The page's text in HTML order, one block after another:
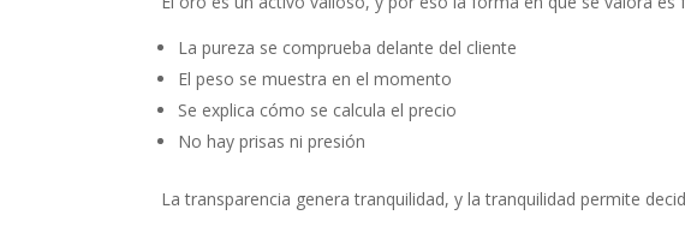
La pureza se comprueba delante del cliente
El peso se muestra en el momento
Se explica cómo se calcula el precio
No hay prisas ni presión
La transparencia genera tranquilidad, y la tranquilidad permite